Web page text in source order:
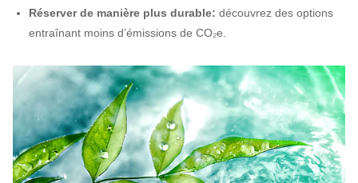
Réserver de manière plus durable: découvrez des options
entraînant moins d’émissions de CO₂e.